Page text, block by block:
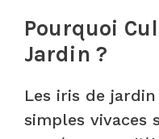
Pourquoi
Jardin ?
Les iris de
simples vivaces